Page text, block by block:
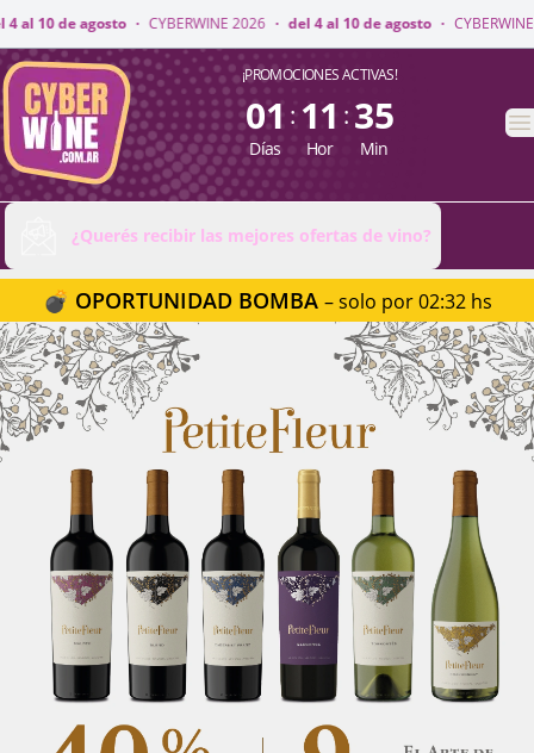
2026 · del 4 al 10 de agosto · CYBERWINE 2026 · del 4 al 10 de agosto
CyberWine ¡PROMOCIONES ACTIVAS!
01
Días
: 11
Hor
: 35
Min
¿Querés recibir las mejores ofertas de vino?
💣 OPORTUNIDAD BOMBA – solo por 02:32 hs